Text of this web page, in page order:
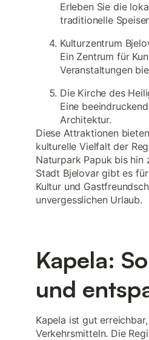
Erleben Sie die
traditionelle
Kulturzentrum
Ein Zentrum für
Veranstaltungen
Die Kirche des
Eine
Architektur.
Diese Attraktionen
kulturelle Vielfalt der
Naturpark Papuk bis hin
Stadt Bjelovar gibt es
Kultur und
unvergesslichen Urlaub.
Kapela:
und
Kapela ist gut
Verkehrsmitteln. Die